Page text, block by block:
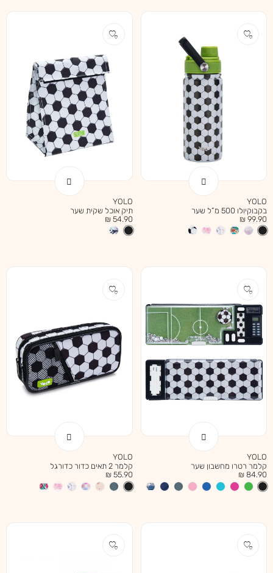
YOLO
בקבוקיולו 500 מ”ל שער
מחיר
מוצר
99.90 ₪
YOLO
תיק אוכל שקית שער
מחיר
מוצר
54.90 ₪
YOLO
קלמר רטרו מחשבון שער
מחיר
מוצר
84.90 ₪
YOLO
קלמר 2 תאים כדור כדורגל
מחיר
מוצר
55.90 ₪